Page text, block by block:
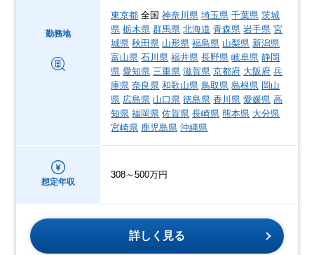
勤務地
東京都 全国神奈川県 埼玉県 千葉県 茨城
県 栃木県 群馬県 北海道 青森県 岩手県 宮
城県 秋田県 山形県 福島県 山梨県 新潟県
富山県 石川県 福井県 長野県 岐阜県 静岡
県 愛知県 三重県 滋賀県 京都府 大阪府 兵
庫県 奈良県 和歌山県 鳥取県 島根県 岡山
県 広島県 山口県 徳島県 香川県 愛媛県 高
知県 福岡県 佐賀県 長崎県 熊本県 大分県
宮崎県 鹿児島県 沖縄県
想定年収
308～500万円
詳しく見る